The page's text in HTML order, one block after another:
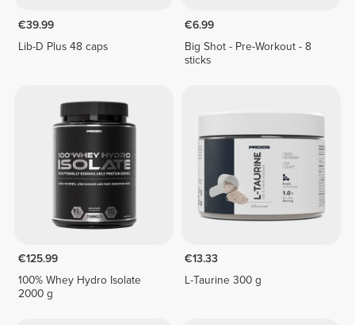
€39.99
Lib-D Plus 48 caps
€6.99
Big Shot - Pre-Workout - 8
sticks
€125.99
100% Whey Hydro Isolate
2000 g
€13.33
L-Taurine 300 g